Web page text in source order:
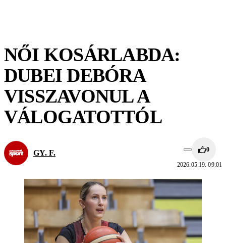
NŐI KOSÁRLABDA:
DUBEI DEBÓRA
VISSZAVONUL A
VÁLOGATOTTÓL
GY. F. 0
2026.05.19. 09:01